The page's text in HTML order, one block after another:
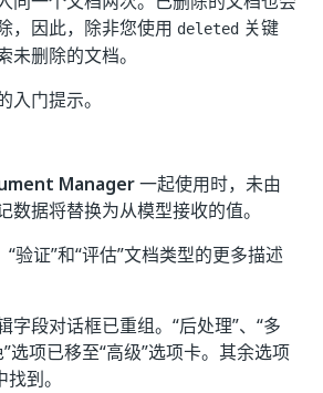
，因此，除非您使用 deleted 关键
未删除的文档。
门提示。
Manager一起使用时，未由
数据将替换为从模型接收的值。
“验证”和“评估”文档类型的更多描述
字段对话框已重组。“后处理”、“多
”选项已移至“高级”选项卡。其余选项
到。